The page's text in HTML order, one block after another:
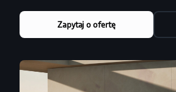
Zapytaj o ofertę